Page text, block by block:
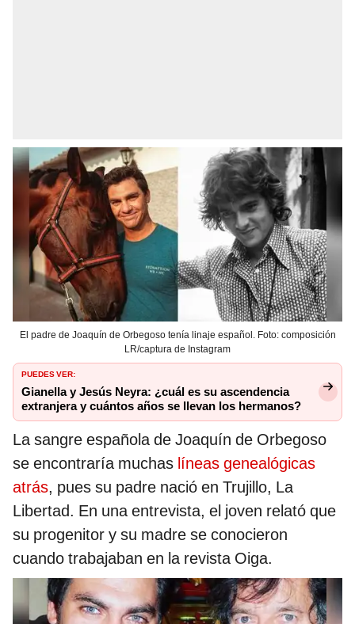
El padre de Joaquín de Orbegoso tenía linaje español. Foto: composición
LR/captura de Instagram
PUEDES VER:
Gianella y Jesús Neyra: ¿cuál es su ascendencia
extranjera y cuántos años se llevan los hermanos?
La sangre española de Joaquín de Orbegoso
se encontraría muchas líneas genealógicas
atrás, pues su padre nació en Trujillo, La
Libertad. En una entrevista, el joven relató que
su progenitor y su madre se conocieron
cuando trabajaban en la revista Oiga.